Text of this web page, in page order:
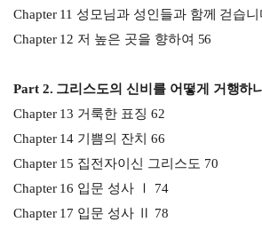
Chapter 11 성모님과 성인들과 함께 걷습니
Chapter 12 저 높은 곳을 향하여 56
Part 2. 그리스도의 신비를 어떻게 거행하
Chapter 13 거룩한 표징 62
Chapter 14 기쁨의 잔치 66
Chapter 15 집전자이신 그리스도 70
Chapter 16 입문 성사 Ⅰ 74
Chapter 17 입문 성사 Ⅱ 78